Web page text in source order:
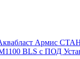
Армис
BLS с ПОД